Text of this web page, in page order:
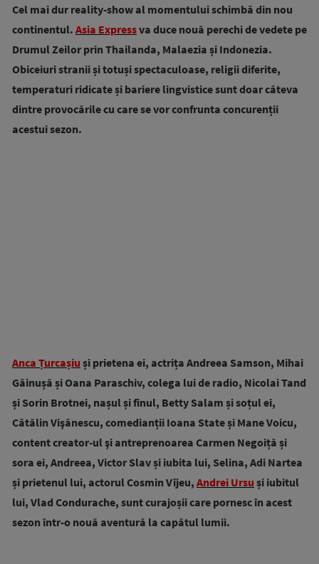
Cel mai dur reality-show al momentului schimbă din nou
continentul. Asia Expressva duce nouă perechi de vedete pe
Drumul Zeilor prin Thailanda, Malaezia și Indonezia.
Obiceiuri stranii și totuși spectaculoase, religii diferite,
temperaturi ridicate și bariere lingvistice sunt doar câteva
dintre provocările cu care se vor confrunta concurenții
acestui sezon.
Anca Țurcașiu și prietena ei, actrița Andreea Samson, Mihai
Găinușă și Oana Paraschiv, colega lui de radio, Nicolai Tand
și Sorin Brotnei, nașul și finul, Betty Salam și soțul ei,
Cătălin Vişănescu, comedianții Ioana State și Mane Voicu,
content creator-ul şi antreprenoarea Carmen Negoiță și
sora ei, Andreea, Victor Slav și iubita lui, Selina, Adi Nartea
și prietenul lui, actorul Cosmin Vîjeu, Andrei Ursu și iubitul
lui, Vlad Condurache, sunt curajoșii care pornesc în acest
sezon într-o nouă aventură la capătul lumii.